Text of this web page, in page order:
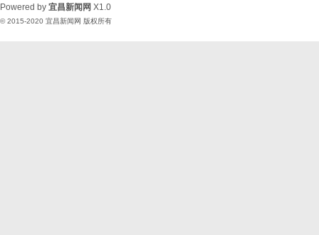
Powered by 宜昌新闻网 X1.0
© 2015-2020 宜昌新闻网 版权所有